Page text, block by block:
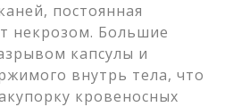
постоянная
некрозом. Большие
капсулы и
внутрь тела, что
кровеносных